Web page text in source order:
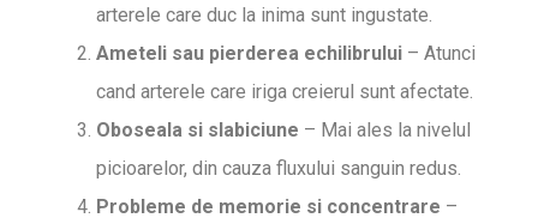
arterele care duc la inima sunt ingustate.
Ameteli sau pierderea echilibrului – Atunci
cand arterele care iriga creierul sunt afectate.
Oboseala si slabiciune – Mai ales la nivelul
picioarelor, din cauza fluxului sanguin redus.
Probleme de memorie si concentrare –